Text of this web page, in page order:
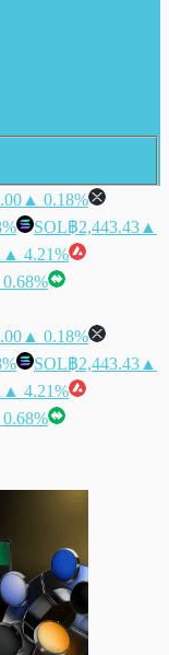
▲ 0.18%
SOL฿2,443.43 ▲
▲ 4.21%
▲ 0.18%
SOL฿2,443.43 ▲
▲ 4.21%